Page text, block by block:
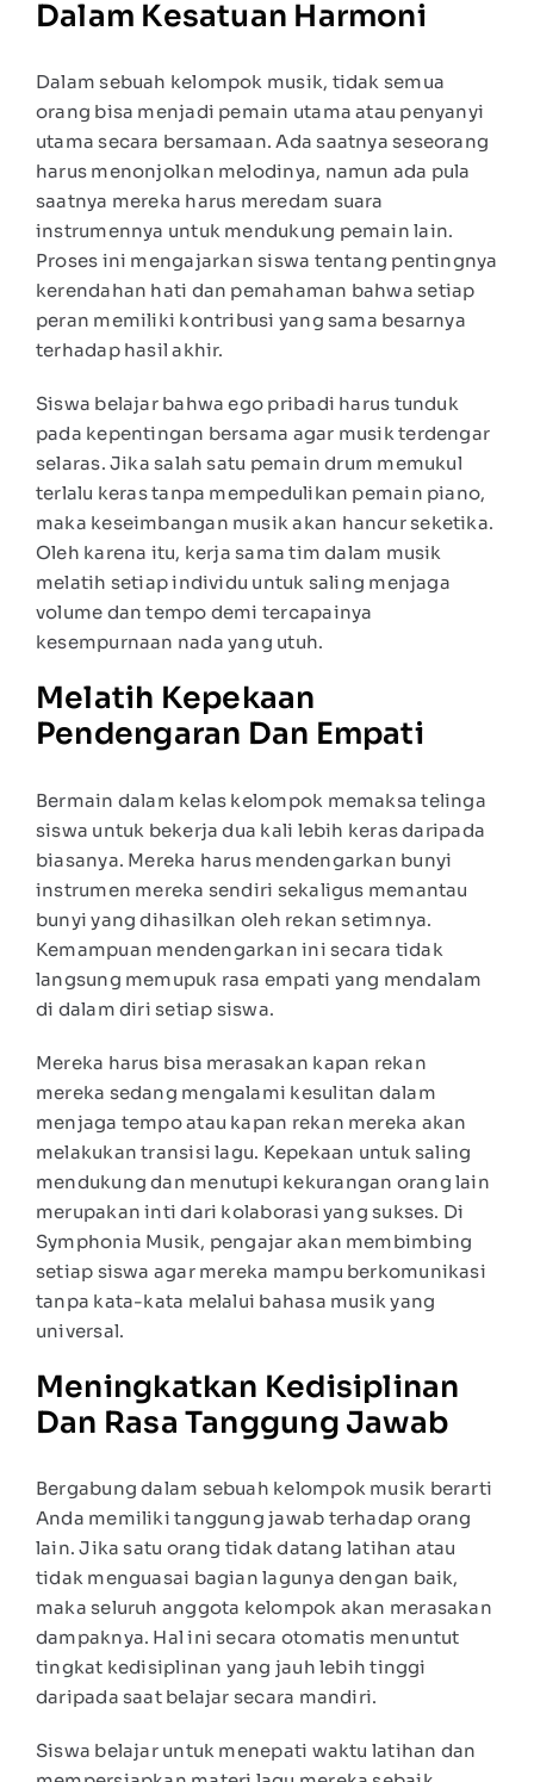
Dalam Kesatuan Harmoni
Dalam sebuah kelompok musik, tidak semua
orang bisa menjadi pemain utama atau penyanyi
utama secara bersamaan. Ada saatnya seseorang
harus menonjolkan melodinya, namun ada pula
saatnya mereka harus meredam suara
instrumennya untuk mendukung pemain lain.
Proses ini mengajarkan siswa tentang pentingnya
kerendahan hati dan pemahaman bahwa setiap
peran memiliki kontribusi yang sama besarnya
terhadap hasil akhir.
Siswa belajar bahwa ego pribadi harus tunduk
pada kepentingan bersama agar musik terdengar
selaras. Jika salah satu pemain drum memukul
terlalu keras tanpa mempedulikan pemain piano,
maka keseimbangan musik akan hancur seketika.
Oleh karena itu, kerja sama tim dalam musik
melatih setiap individu untuk saling menjaga
volume dan tempo demi tercapainya
kesempurnaan nada yang utuh.
Melatih Kepekaan
Pendengaran Dan Empati
Bermain dalam kelas kelompok memaksa telinga
siswa untuk bekerja dua kali lebih keras daripada
biasanya. Mereka harus mendengarkan bunyi
instrumen mereka sendiri sekaligus memantau
bunyi yang dihasilkan oleh rekan setimnya.
Kemampuan mendengarkan ini secara tidak
langsung memupuk rasa empati yang mendalam
di dalam diri setiap siswa.
Mereka harus bisa merasakan kapan rekan
mereka sedang mengalami kesulitan dalam
menjaga tempo atau kapan rekan mereka akan
melakukan transisi lagu. Kepekaan untuk saling
mendukung dan menutupi kekurangan orang lain
merupakan inti dari kolaborasi yang sukses. Di
Symphonia Musik, pengajar akan membimbing
setiap siswa agar mereka mampu berkomunikasi
tanpa kata-kata melalui bahasa musik yang
universal.
Meningkatkan Kedisiplinan
Dan Rasa Tanggung Jawab
Bergabung dalam sebuah kelompok musik berarti
Anda memiliki tanggung jawab terhadap orang
lain. Jika satu orang tidak datang latihan atau
tidak menguasai bagian lagunya dengan baik,
maka seluruh anggota kelompok akan merasakan
dampaknya. Hal ini secara otomatis menuntut
tingkat kedisiplinan yang jauh lebih tinggi
daripada saat belajar secara mandiri.
Siswa belajar untuk menepati waktu latihan dan